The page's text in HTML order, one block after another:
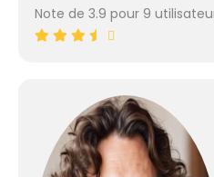
Note de 3.9 pour 9